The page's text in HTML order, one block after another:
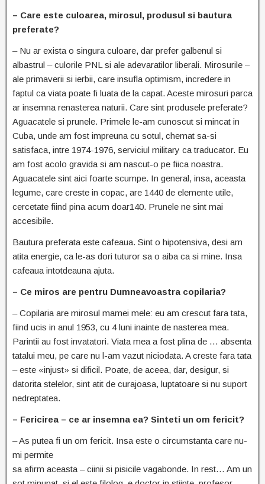
– Care este culoarea, mirosul, produsul si bautura
preferate?
– Nu ar exista o singura culoare, dar prefer galbenul si
albastrul – culorile PNL si ale adevaratilor liberali. Mirosurile –
ale primaverii si ierbii, care insufla optimism, incredere in
faptul ca viata poate fi luata de la capat. Aceste mirosuri parca
ar insemna renasterea naturii. Care sint produsele preferate?
Аguacatele si prunele. Primele le-am cunoscut si mincat in
Cuba, unde am fost impreuna cu sotul, chemat sa-si
satisfaca, intre 1974-1976, serviciul military ca traducator. Eu
am fost acolo gravida si am nascut-o pe fiica noastra.
Aguacatele sint aici foarte scumpe. In general, insa, aceasta
legume, care creste in copac, are 1440 de elemente utile,
cercetate fiind pina acum doar140. Prunele ne sint mai
accesibile.
Bautura preferata este cafeaua. Sint o hipotensiva, desi am
atita energie, ca le-as dori tuturor sa o aiba ca si mine. Insa
cafeaua intotdeauna ajuta.
– Ce miros are pentru Dumneavoastra copilaria?
– Copilaria are mirosul mamei mele: eu am crescut fara tata,
fiind ucis in anul 1953, cu 4 luni inainte de nasterea mea.
Parintii au fost invatatori. Viata mea a fost plina de … absenta
tatalui meu, pe care nu l-am vazut niciodata. A creste fara tata
– este «injust» si dificil. Poate, de aceea, dar, desigur, si
datorita stelelor, sint atit de curajoasa, luptatoare si nu suport
nedreptatea.
– Fericirea – ce ar insemna ea? Sinteti un om fericit?
– As putea fi un om fericit. Insa este o circumstanta care nu-
mi permite
sa afirm aceasta – ciinii si pisicile vagabonde. In rest… Am un